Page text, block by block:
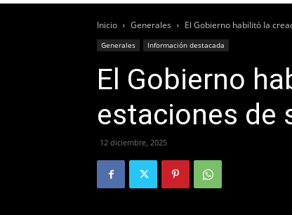
Inicio Generales El Gobierno habilitó la
Generales Información destacada
El Gobierno
estaciones de
12 diciembre, 2025